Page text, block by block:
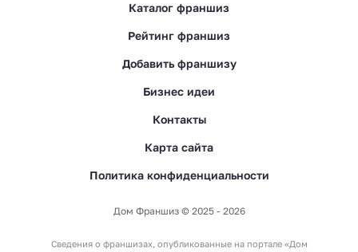
Каталог франшиз
Рейтинг франшиз
Добавить франшизу
Бизнес идеи
Контакты
Карта сайта
Политика конфиденциальности
Дом Франшиз © 2025 - 2026